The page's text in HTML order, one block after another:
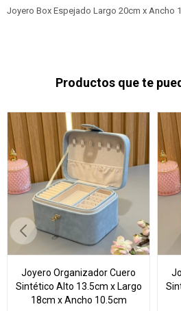
Joyero Box Espejado Largo 20cm x Ancho
Productos que te
Joyero Organizador Cuero
Sintético Alto 13.5cm x Largo
18cm x Ancho 10.5cm